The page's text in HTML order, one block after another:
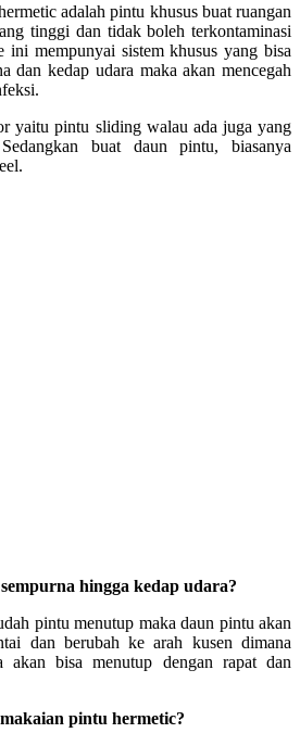
adalah pintu khusus buat ruangan
tinggi dan tidak boleh terkontaminasi
ini mempunyai sistem khusus yang bisa
dan kedap udara maka akan mencegah
yaitu pintu sliding walau ada juga yang
buat daun pintu, biasanya
hingga kedap udara?
pintu menutup maka daun pintu akan
dan berubah ke arah kusen dimana
akan bisa menutup dengan rapat dan
pintu hermetic?